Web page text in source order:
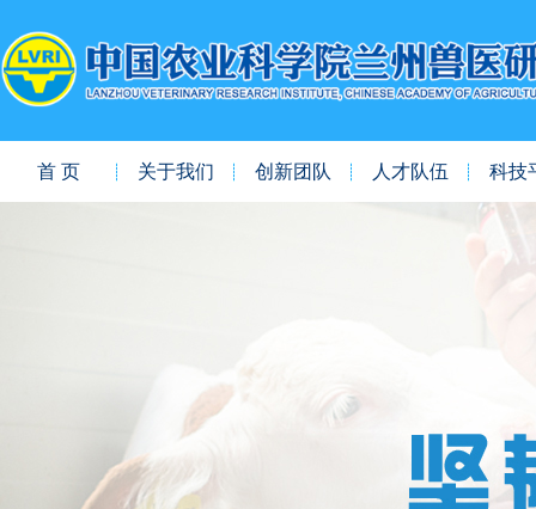
首 页 关于我们 创新团队 人才队伍 科技